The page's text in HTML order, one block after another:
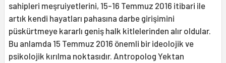
sahipleri meşruiyetlerini, 15-16 Temmuz 2016 itibari ile
artık kendi hayatları pahasına darbe girişimini
püskürtmeye kararlı geniş halk kitlelerinden alır oldular.
Bu anlamda 15 Temmuz 2016 önemli bir ideolojik ve
psikolojik kırılma noktasıdır. Antropolog Yektan